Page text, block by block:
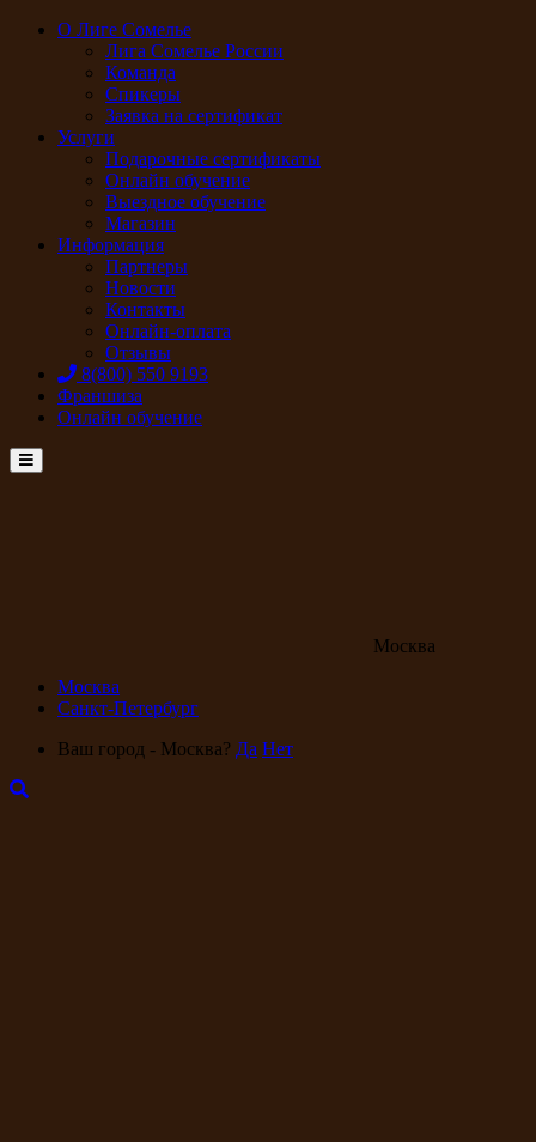
О Лиге Сомелье
Лига Сомелье России
Команда
Спикеры
Заявка на сертификат
Услуги
Подарочные сертификаты
Онлайн обучение
Выездное обучение
Магазин
Информация
Партнеры
Новости
Контакты
Онлайн-оплата
Отзывы
8(800) 550 9193
Франшиза
Онлайн обучение
Menu
Москва
Москва
Санкт-Петербург
Ваш город - Москва? Да Нет